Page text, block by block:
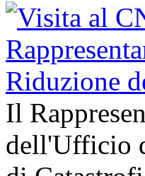
Il
dell'Ufficio